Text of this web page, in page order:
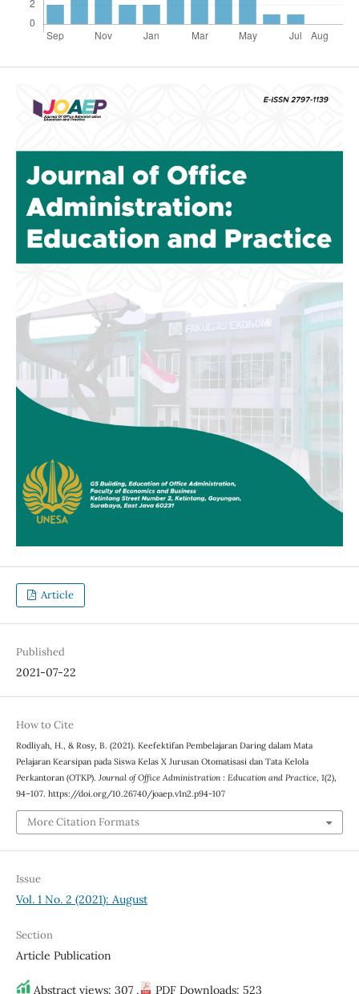
Article
Published
2021-07-22
How to Cite
Rodliyah, H., & Rosy, B. (2021). Keefektifan Pembelajaran Daring dalam Mata
Pelajaran Kearsipan pada Siswa Kelas X Jurusan Otomatisasi dan Tata Kelola
Perkantoran (OTKP). Journal of Office Administration : Education and Practice, 1(2),
94–107. https://doi.org/10.26740/joaep.v1n2.p94-107
More Citation Formats
Issue
Vol. 1 No. 2 (2021): August
Section
Article Publication
Abstract views: 307 , PDF Downloads: 523